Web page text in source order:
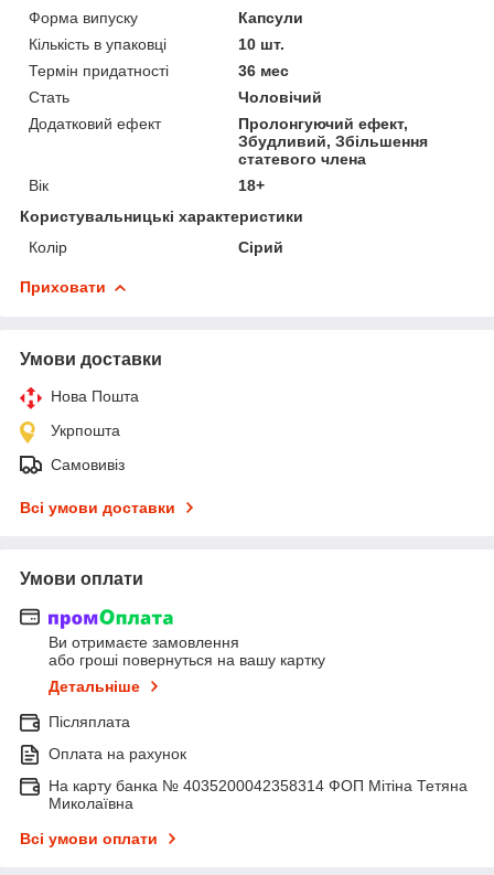
Форма випуску
Капсули
Кількість в упаковці
10 шт.
Термін придатності
36 мес
Стать
Чоловічий
Додатковий ефект
Пролонгуючий ефект,
Збудливий, Збільшення
статевого члена
Вік
18+
Користувальницькі характеристики
Колір
Сірий
Приховати
Умови доставки
Нова Пошта
Укрпошта
Самовивіз
Всі умови доставки
Умови оплати
Ви отримаєте замовлення
або гроші повернуться на вашу картку
Детальніше
Післяплата
Оплата на рахунок
На карту банка № 4035200042358314 ФОП Мітіна Тетяна
Миколаївна
Всі умови оплати